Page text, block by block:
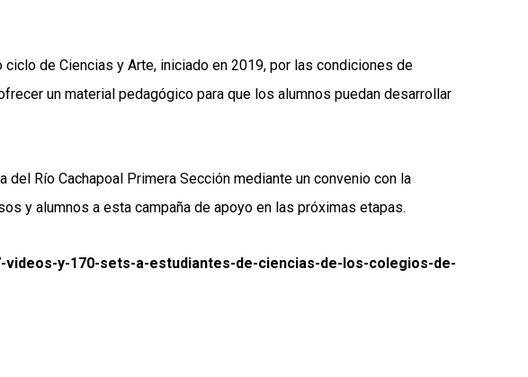
de Ciencias y Arte, iniciado en 2019, por las condiciones de
un material pedagógico para que los alumnos puedan desarrollar
Río Cachapoal Primera Sección mediante un convenio con la
y alumnos a esta campaña de apoyo en las próximas etapas.
y-170-sets-a-estudiantes-de-ciencias-de-los-colegios-de-